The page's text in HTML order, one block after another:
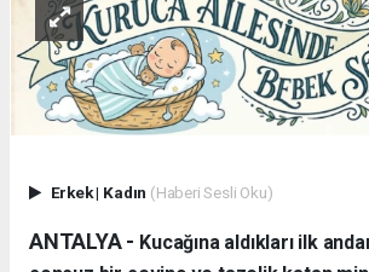
Erkek| Kadın (Haberi Sesli Oku)
ANTALYA - ​ Kucağına aldıkları ilk